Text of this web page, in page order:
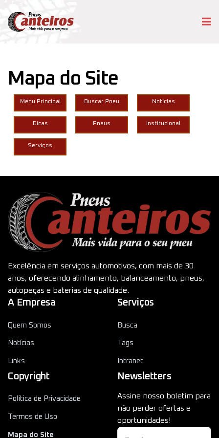
Mapa do Site
Menu Principal Buscar Pneu Notícias
Dicas Pneus Institucional
Serviços
Excelência em serviços automotivos, com mais de 30
anos, oferecendo alinhamento, balanceamento, pneus,
autopeças e baterias de qualidade.
A Empresa
Quem Somos
Notícias
Links
Serviços
Busca
Tags
Intranet
Copyright
Politica de Privacidade
Termos de Uso
Mapa do Site
Newsletters
Assine nosso boletim para
não perder ofertas e
oportunidades!